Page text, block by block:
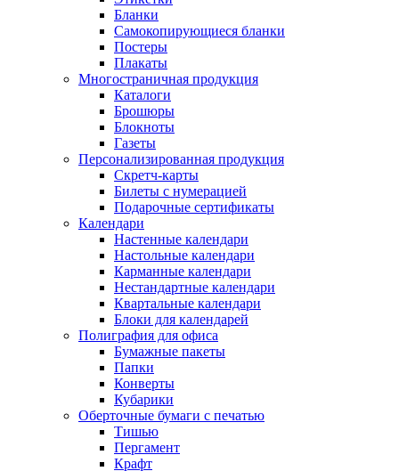
Бланки
Самокопирующиеся бланки
Постеры
Плакаты
Многостраничная продукция
Каталоги
Брошюры
Блокноты
Газеты
Персонализированная продукция
Скретч-карты
Билеты с нумерацией
Подарочные сертификаты
Календари
Настенные календари
Настольные календари
Карманные календари
Нестандартные календари
Квартальные календари
Блоки для календарей
Полиграфия для офиса
Бумажные пакеты
Папки
Конверты
Кубарики
Оберточные бумаги с печатью
Тишью
Пергамент
Крафт